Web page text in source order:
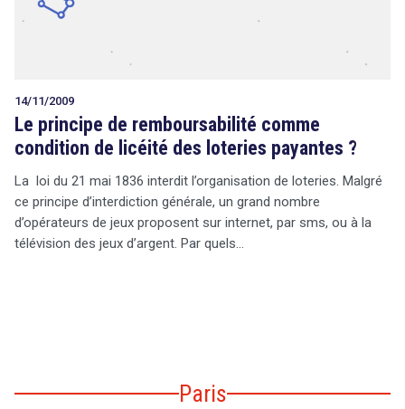
14/11/2009
Le principe de remboursabilité comme
condition de licéité des loteries payantes ?
La loi du 21 mai 1836 interdit l’organisation de loteries. Malgré
ce principe d’interdiction générale, un grand nombre
d’opérateurs de jeux proposent sur internet, par sms, ou à la
télévision des jeux d’argent. Par quels…
Paris